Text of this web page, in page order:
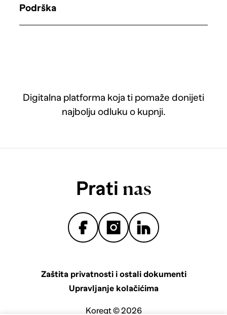
Digitalna platforma koja ti pomaže donijeti
najbolju odluku o kupnji.
Podrška
Prati nas
Zaštita privatnosti i ostali dokumenti
Upravljanje kolačićima
Koreqt © 2026